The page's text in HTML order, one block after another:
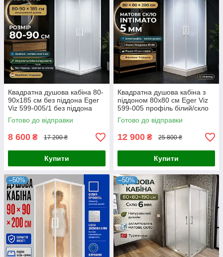
Квадратна душова кабіна 80-
90х185 см без піддона Eger
Viz 599-005/1 без піддона
Готово до відправки
8 600 ₴ 17 200 ₴
Купити
Квадратна душова кабіна з
піддоном 80х80 см Eger Viz
599-005 профіль білий/скло
Zuzmara
Готово до відправки
12 900 ₴ 25 800 ₴
Купити
–50% –50%